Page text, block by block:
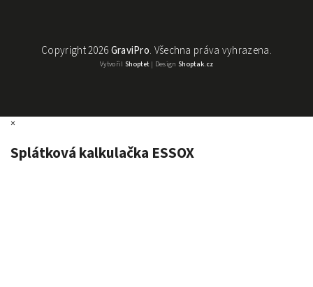
Copyright 2026GraviPro. Všechna práva vyhrazena.
Vytvořil Shoptet| Design Shoptak.cz
×
Splátková kalkulačka ESSOX